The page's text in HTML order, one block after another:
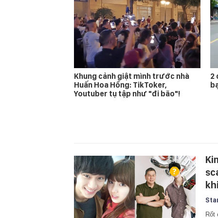
Khung cảnh giật mình trước nhà
Huấn Hoa Hồng: TikToker,
Youtuber tụ tập như "đi bão"!
2
Rốt